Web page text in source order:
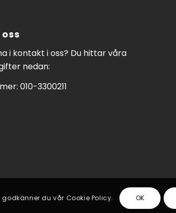
i kontakt i oss? Du hittar våra
nedan:
010-3300211
du vår Cookie Policy. OK